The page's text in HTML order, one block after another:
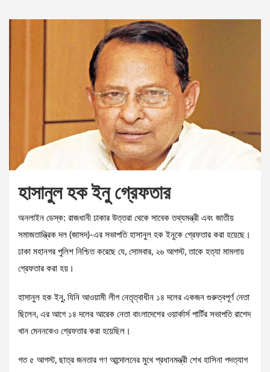
হাসানুল হক ইনু গ্রেফতার
অনলাইন ডেস্ক: রাজধানী ঢাকার উত্তরা থেকে সাবেক তথ্যমন্ত্রী এবং জাতীয়
সমাজতান্ত্রিক দল (জাসদ)-এর সভাপতি হাসানুল হক ইনুকে গ্রেফতার করা হয়েছে।
ঢাকা মহানগর পুলিশ নিশ্চিত করেছে যে, সোমবার, ২৬ আগস্ট, তাকে হত্যা মামলায়
গ্রেফতার করা হয়।
হাসানুল হক ইনু, যিনি আওয়ামী লীগ নেতৃত্বাধীন ১৪ দলের একজন গুরুত্বপূর্ণ নেতা
ছিলেন, এর আগে ১৪ দলের আরেক নেতা বাংলাদেশের ওয়ার্কার্স পার্টির সভাপতি রাশেদ
খান মেননকেও গ্রেফতার করা হয়েছিল।
গত ৫ আগস্ট, ছাত্র জনতার গণ আন্দোলনের মুখে প্রধানমন্ত্রী শেখ হাসিনা পদত্যাগ